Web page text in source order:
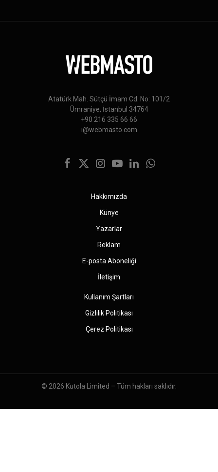
Atatürk Mah. Sütçü İmam Cd. No: 101/2
Ümraniye, İstanbul 34764
+90 216 335 66 66
i@webmasto.com
Facebook
X
Instagram
YouTubeLinkedInWhatsApp
Hakkımızda
Künye
Yazarlar
Reklam
E-posta Aboneliği
İletişim
Kullanım Şartları
Gizlilik Politikası
Çerez Politikası
© 2026 Kutola Limited – Tüm hakları saklıdır.